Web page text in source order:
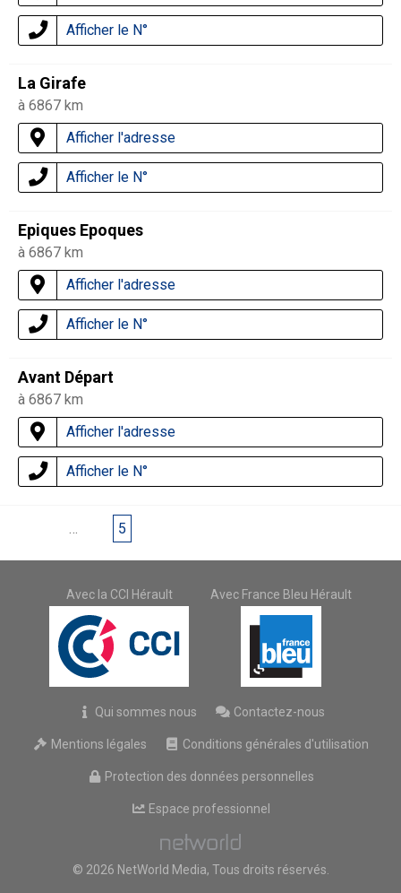
Afficher le N°
La Girafe
à 6867 km
Afficher l'adresse
Afficher le N°
Epiques Epoques
à 6867 km
Afficher l'adresse
Afficher le N°
Avant Départ
à 6867 km
Afficher l'adresse
Afficher le N°
… 5
Avec la CCI Hérault Avec France Bleu Hérault
Qui sommes nous Contactez-nous
Mentions légales Conditions générales d'utilisation
Protection des données personnelles
Espace professionnel
© 2026 NetWorld Media, Tous droits réservés.